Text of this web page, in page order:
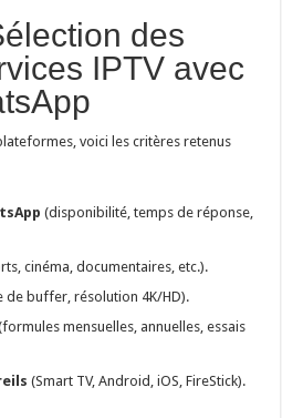
des
IPTV avec
voici les critères retenus
(disponibilité, temps de réponse,
cinéma, documentaires, etc.).
de buffer, résolution 4K/HD).
mensuelles, annuelles, essais
(Smart TV, Android, iOS, FireStick).